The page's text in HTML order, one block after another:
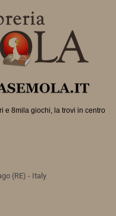
e 8mila giochi, la trovi in centro
(RE) - Italy